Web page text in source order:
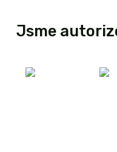
Jsme